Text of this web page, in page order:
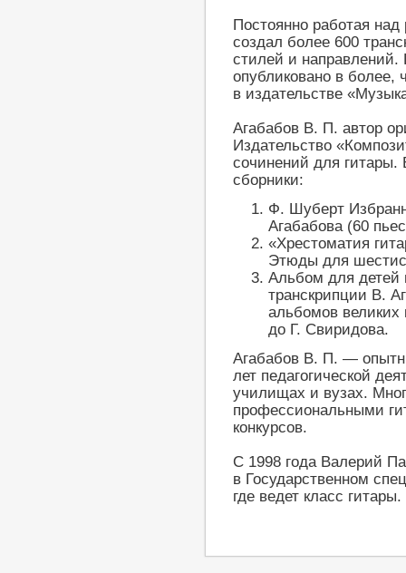
Постоянно работая
создал более 600
стилей и
опубликовано в
в издательстве
Агабабов В. П. автор
Издательство
сочинений для
сборники:
Ф. Шуберт
Агабабова (60
«Хрестоматия
Этюды для
Альбом для детей
транскрипции В.
альбомов великих
до Г. Свиридова.
Агабабов В. П. —
лет педагогической
училищах и вузах.
профессиональными
конкурсов.
С 1998 года Валерий
в Государственном
где ведет класс гитары.